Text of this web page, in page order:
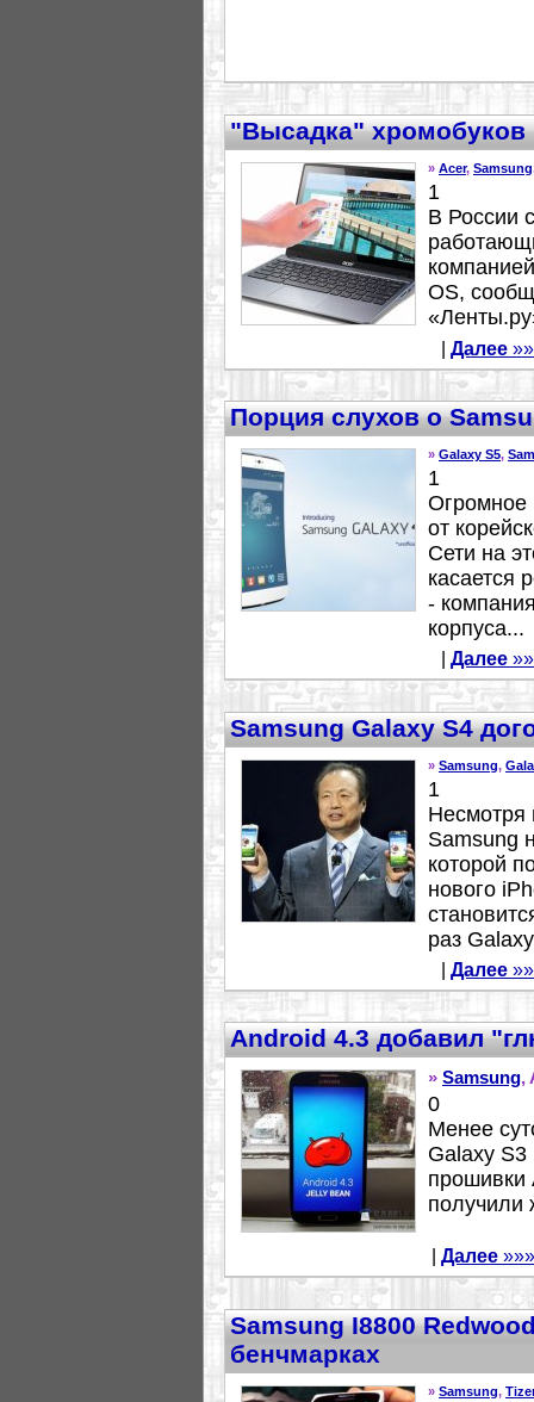
"Высадка" хромобуков
» Acer, Samsung
1
В России
OS,
Далее
Порция слухов о
» Galaxy S5,
1
Огромное
от
Сети на
касается
-
корпуса...
Далее
Samsung Galaxy S4
» Samsung,
1
Несмотря
Samsung
которой
нового
раз
Далее
Android 4.3 добавил
» Samsung,
0
Менее
Galaxy
прошивки
получили
Далее »»»
Samsung I8800
бенчмарках
» Samsung,